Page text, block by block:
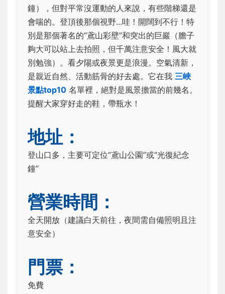
鐘），但對平常沒運動的人來說，有些階梯還是
會喘的。登頂後那個視野...哇！開闊到不行！特
別是那個著名的“鳶山彩壁”和突出的巨巖（膽子
夠大可以站上去拍照，但千萬注意安全！風大就
別勉強）。看夕陽或夜景更是浪漫。空氣清新，
是親近自然、活動筋骨的好去處。它在我 三峽
景點top10 名單裡，絕對是風景擔當的前幾名。
提醒大家穿好走的鞋，帶瓶水！
地址：
登山口多，主要可定位“鳶山公園”或“光復紀念
鐘”
營業時間：
全天開放（建議白天前往，夜間需自備照明且注
意安全）
門票：
免費